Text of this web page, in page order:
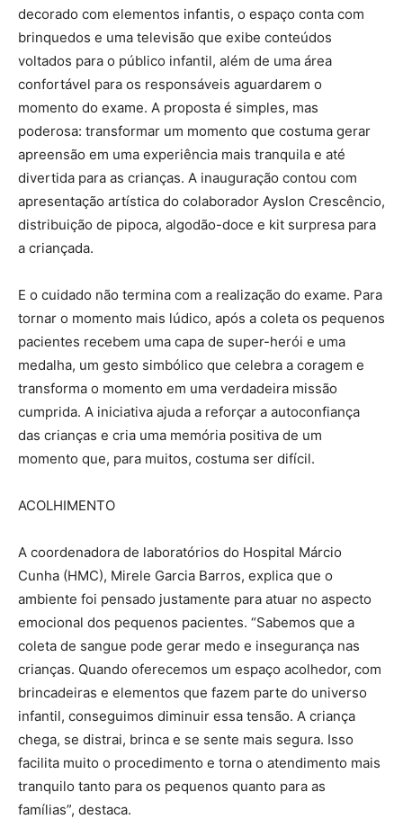
decorado com elementos infantis, o espaço conta com
brinquedos e uma televisão que exibe conteúdos
voltados para o público infantil, além de uma área
confortável para os responsáveis aguardarem o
momento do exame. A proposta é simples, mas
poderosa: transformar um momento que costuma gerar
apreensão em uma experiência mais tranquila e até
divertida para as crianças. A inauguração contou com
apresentação artística do colaborador Ayslon Crescêncio,
distribuição de pipoca, algodão-doce e kit surpresa para
a criançada.
E o cuidado não termina com a realização do exame. Para
tornar o momento mais lúdico, após a coleta os pequenos
pacientes recebem uma capa de super-herói e uma
medalha, um gesto simbólico que celebra a coragem e
transforma o momento em uma verdadeira missão
cumprida. A iniciativa ajuda a reforçar a autoconfiança
das crianças e cria uma memória positiva de um
momento que, para muitos, costuma ser difícil.
ACOLHIMENTO
A coordenadora de laboratórios do Hospital Márcio
Cunha (HMC), Mirele Garcia Barros, explica que o
ambiente foi pensado justamente para atuar no aspecto
emocional dos pequenos pacientes. “Sabemos que a
coleta de sangue pode gerar medo e insegurança nas
crianças. Quando oferecemos um espaço acolhedor, com
brincadeiras e elementos que fazem parte do universo
infantil, conseguimos diminuir essa tensão. A criança
chega, se distrai, brinca e se sente mais segura. Isso
facilita muito o procedimento e torna o atendimento mais
tranquilo tanto para os pequenos quanto para as
famílias”, destaca.